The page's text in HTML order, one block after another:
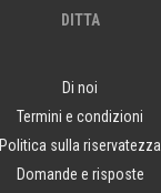
DITTA
Di noi
Termini e condizioni
Politica sulla riservatezza
Domande e risposte